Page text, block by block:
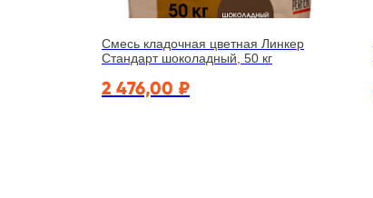
Смесь кладочная цветная Линкер
Стандарт шоколадный, 50 кг
2 476,00 ₽